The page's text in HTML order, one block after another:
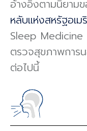
อ้างอิงตามนิยาม
หลับแห่งสหรัฐอเม
Sleep Medicine
ตรวจสุขภาพการ
ต่อไปนี้